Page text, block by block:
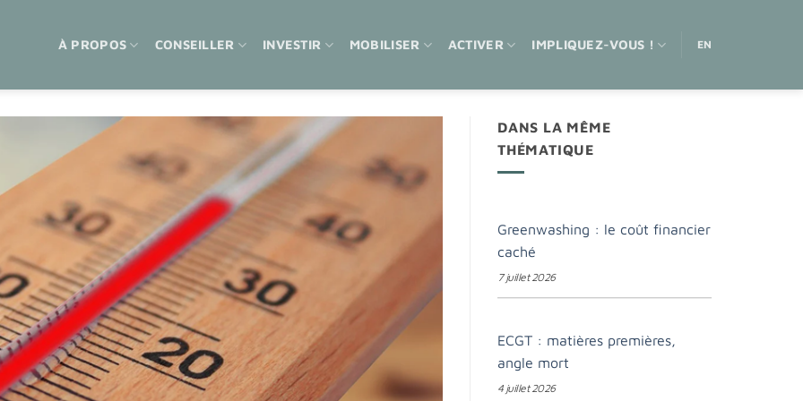
À PROPOS CONSEILLER INVESTIR MOBILISER ACTIVER IMPLIQUEZ-VOUS ! EN
DANS LA MÊME
THÉMATIQUE
Greenwashing : le coût financier
caché
7 juillet 2026
ECGT : matières premières,
angle mort
4 juillet 2026